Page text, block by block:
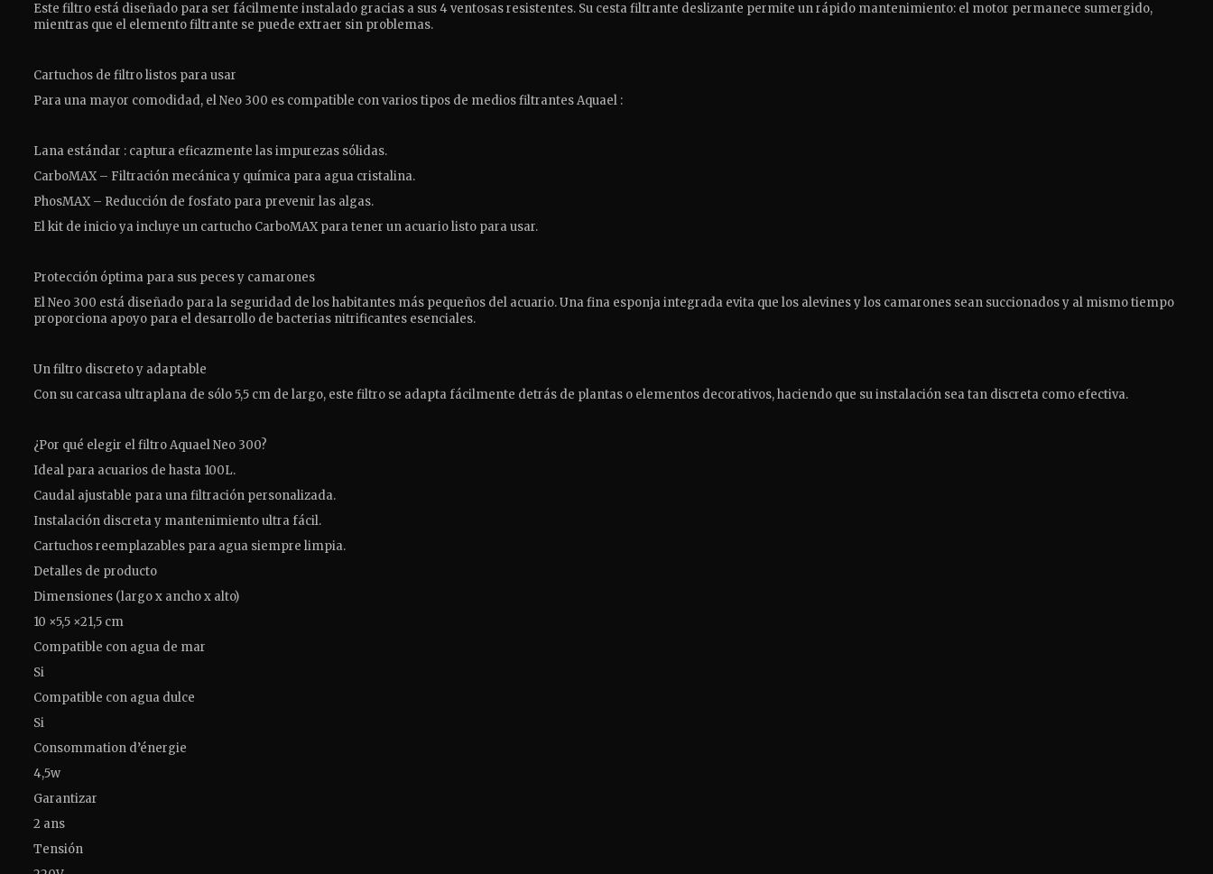
Este filtro está diseñado para ser fácilmente instalado gracias a sus 4 ventosas resistentes. Su cesta filtrante deslizante permite un rápido mantenimiento: el motor permanece sumergido,
mientras que el elemento filtrante se puede extraer sin problemas.
Cartuchos de filtro listos para usar
Para una mayor comodidad, el Neo 300 es compatible con varios tipos de medios filtrantes Aquael :
Lana estándar : captura eficazmente las impurezas sólidas.
CarboMAX – Filtración mecánica y química para agua cristalina.
PhosMAX – Reducción de fosfato para prevenir las algas.
El kit de inicio ya incluye un cartucho CarboMAX para tener un acuario listo para usar.
Protección óptima para sus peces y camarones
El Neo 300 está diseñado para la seguridad de los habitantes más pequeños del acuario. Una fina esponja integrada evita que los alevines y los camarones sean succionados y al mismo tiempo
proporciona apoyo para el desarrollo de bacterias nitrificantes esenciales.
Un filtro discreto y adaptable
Con su carcasa ultraplana de sólo 5,5 cm de largo, este filtro se adapta fácilmente detrás de plantas o elementos decorativos, haciendo que su instalación sea tan discreta como efectiva.
¿Por qué elegir el filtro Aquael Neo 300?
Ideal para acuarios de hasta 100L.
Caudal ajustable para una filtración personalizada.
Instalación discreta y mantenimiento ultra fácil.
Cartuchos reemplazables para agua siempre limpia.
Detalles de producto
Dimensiones (largo x ancho x alto)
10 ×5,5 ×21,5 cm
Compatible con agua de mar
Si
Compatible con agua dulce
Si
Consommation d’énergie
4,5w
Garantizar
2 ans
Tensión